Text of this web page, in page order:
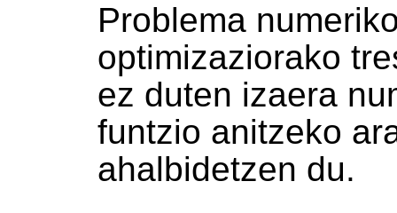
Problema
optimizaziorako
ez duten izaera
funtzio anitzeko
ahalbidetzen du.